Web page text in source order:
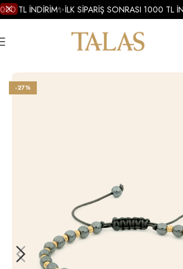
Erkek Altın Bileklik
-27%
TL İNDİRİM✨İLK SİPARİŞ SONRASI 1000 TL